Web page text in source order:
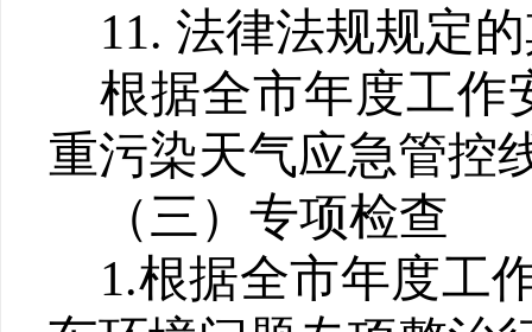
11. 法律法规规定
根据全市年度工作
重污染天气应急管控
（三）专项检查
1.根据全市年度工